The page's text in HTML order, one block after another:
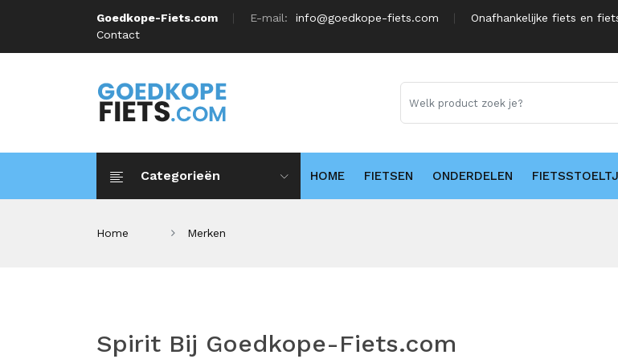
Goedkope-Fiets.com E-mail: info@goedkope-fiets.com
Onafhankelijke fiets en
Contact
Categorieën HOME FIETSEN ONDERDELEN
Home Merken
Spirit Bij Goedkope-Fiets.com